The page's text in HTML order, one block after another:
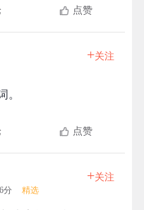
点赞
+关注
。
点赞
分 精选
+关注